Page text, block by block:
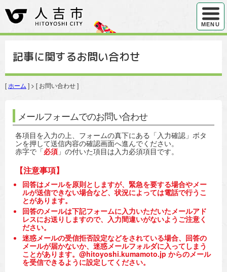
ハンバ
MENU
記事に関するお問い合わせ
[ ホーム ] > [ お問い合わせ ]
メールフォームでのお問い合わせ
各項目を入力の上、フォームの真下にある「入力確認」ボタ
ンを押して送信内容の確認画面へ進んでください。
赤字で「必須 」の付いた項目は入力必須項目です。
【注意事項】
回答はメールを原則としますが、緊急を要する場合やメー
ルが送信できない場合など、状況によっては電話で行うこ
とがあります。
回答のメールは下記フォームに入力いただいたメールアド
レスにお送りしますので、入力間違いがないようご注意く
ださい。
迷惑メールの受信拒否設定などをされている場合、回答の
メールが届かないか、迷惑メールフォルダに入ってしまう
ことがあります。@hitoyoshi.kumamoto.jp からのメール
を受信できるように設定してください。